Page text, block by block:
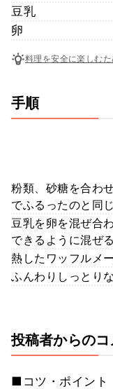
豆乳
卵
料理を安全に楽しむ
手順
粉類、砂糖を合わ
でふるったのと同じ
豆乳を卵を混ぜ合
できるように混ぜ
熱したワッフルメ
ふんわりしっとり
投稿者からのコ
■コツ・ポイント